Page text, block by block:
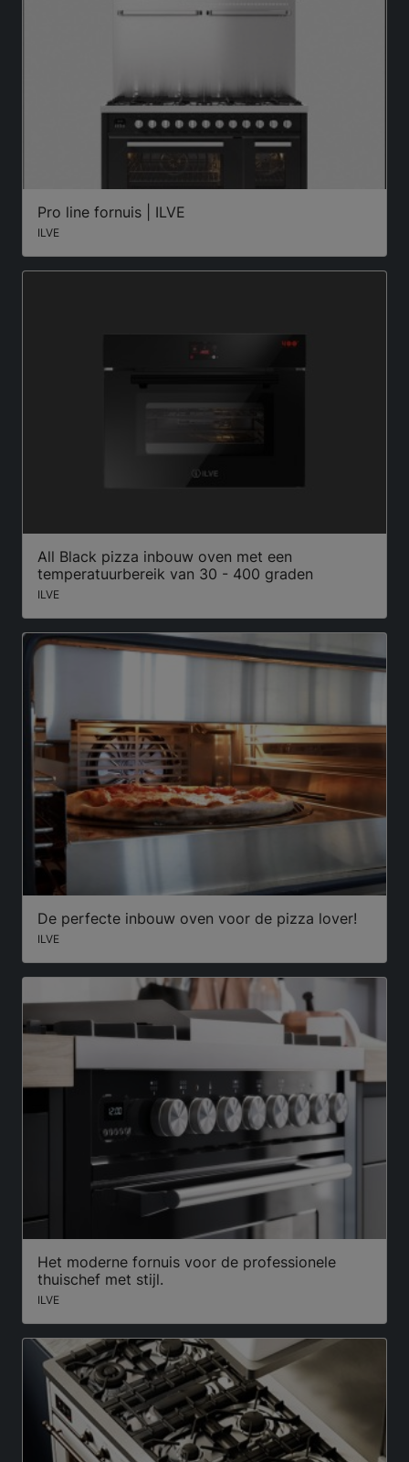
Pro line fornuis | ILVE
ILVE
All Black pizza inbouw oven met een
temperatuurbereik van 30 - 400 graden
ILVE
De perfecte inbouw oven voor de pizza lover!
ILVE
Het moderne fornuis voor de professionele
thuischef met stijl.
ILVE